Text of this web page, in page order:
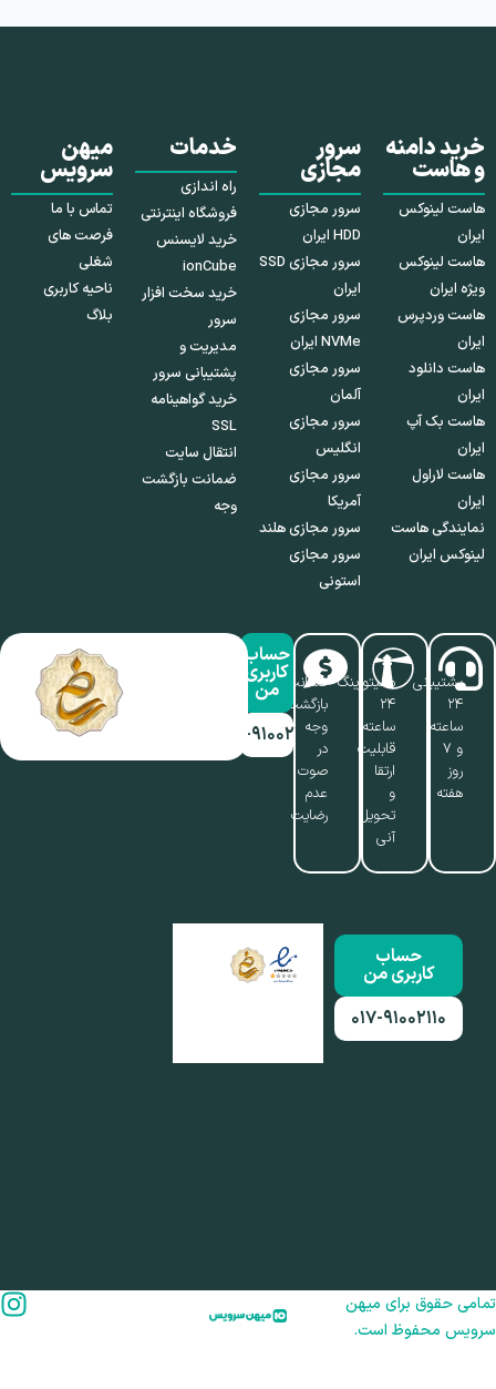
خرید دامنه
و هاست
هاست لینوکس
ایران
هاست لینوکس
ویژه ایران
هاست وردپرس
ایران
هاست دانلود
ایران
هاست بک آپ
ایران
هاست لاراول
ایران
نمایندگی هاست
لینوکس ایران
سرور
مجازی
سرور مجازی
HDD ایران
سرور مجازی SSD
ایران
سرور مجازی
NVMe ایران
سرور مجازی
آلمان
سرور مجازی
انگلیس
سرور مجازی
آمریکا
سرور مجازی هلند
سرور مجازی
استونی
خدمات
راه اندازی
فروشگاه اینترنتی
خرید لایسنس
ionCube
خرید سخت افزار
سرور
مدیریت و
پشتیبانی سرور
خرید گواهینامه
SSL
انتقال سایت
ضمانت بازگشت
وجه
میهن
سرویس
تماس با ما
فرصت های
شغلی
ناحیه کاربری
بلاگ
پشتیبانی
۲۴
ساعته
و ۷
روز
هفته
مانیتورینگ
۲۴
ساعته،
قابلیت
ارتقا
تحویل
آنی
ضمانت
بازگشت
وجه
در
صوت
عدم
رضایت
حساب
کاربری
من
۰۱۷-۹۱۰۰۲۱۱۰
حساب
کاربری من
۰۱۷-۹۱۰۰۲۱۱۰
حقوق برای میهن
محفوظ است.